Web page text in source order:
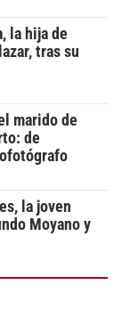
la hija de
tras su
marido de
de
la joven
Moyano y